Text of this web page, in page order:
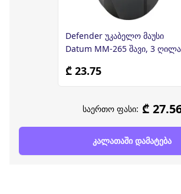
Defender უკაბელო მაუსი
Datum MM-265 შავი, 3
₾ 23.75
საერთო ფასი: ₾
კალათაში დამატება